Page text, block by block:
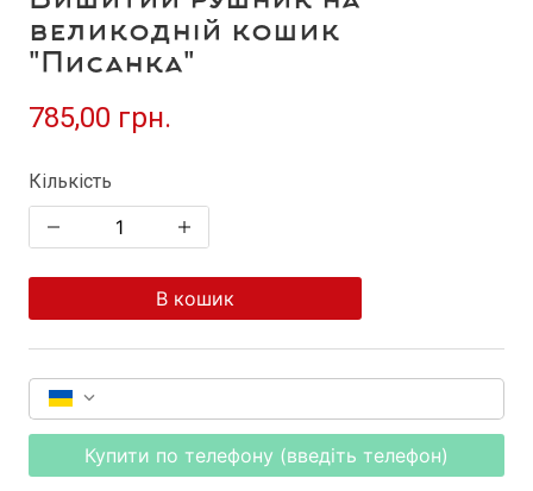
великодній кошик
"Писанка"
785,00 грн.
Кількість
В кошик
Купити по телефону (введіть телефон)